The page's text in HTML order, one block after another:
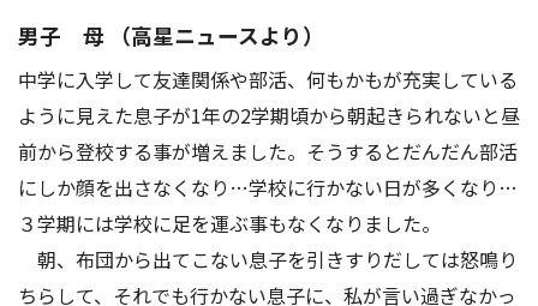
中学校
オープンスクール
保護者のみなさんへ
受験生のみなさんへ
アクセス お問い合わせ
男子 母 （高星ニュースより）
中学に入学して友達関係や部活、何もかもが充実している
ように見えた息子が1年の2学期頃から朝起きられないと昼
前から登校する事が増えました。そうするとだんだん部活
にしか顔を出さなくなり…学校に行かない日が多くなり…
３学期には学校に足を運ぶ事もなくなりました。
朝、布団から出てこない息子を引きすりだしては怒鳴り
ちらして、それでも行かない息子に、私が言い過ぎなかっ